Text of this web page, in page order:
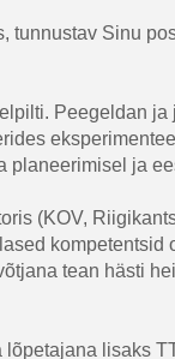
tunnustav Sinu
Peegeldan
planeerimisel ja
(KOV,
tean hästi
lõpetajana lisaks